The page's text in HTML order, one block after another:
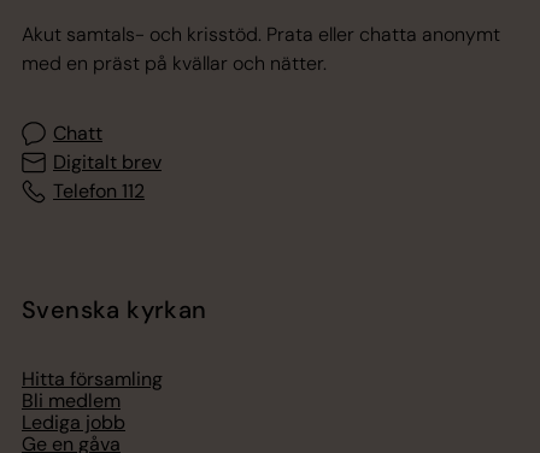
Akut samtals- och krisstöd. Prata eller chatta anonymt
med en präst på kvällar och nätter.
Chatt
Digitalt brev
Telefon 112
Svenska kyrkan
Hitta församling
Bli medlem
Lediga jobb
Ge en gåva